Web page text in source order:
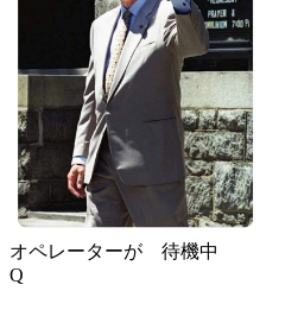
オペレーターが 待機中
Q